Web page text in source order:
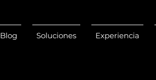
Blog Soluciones Experiencia